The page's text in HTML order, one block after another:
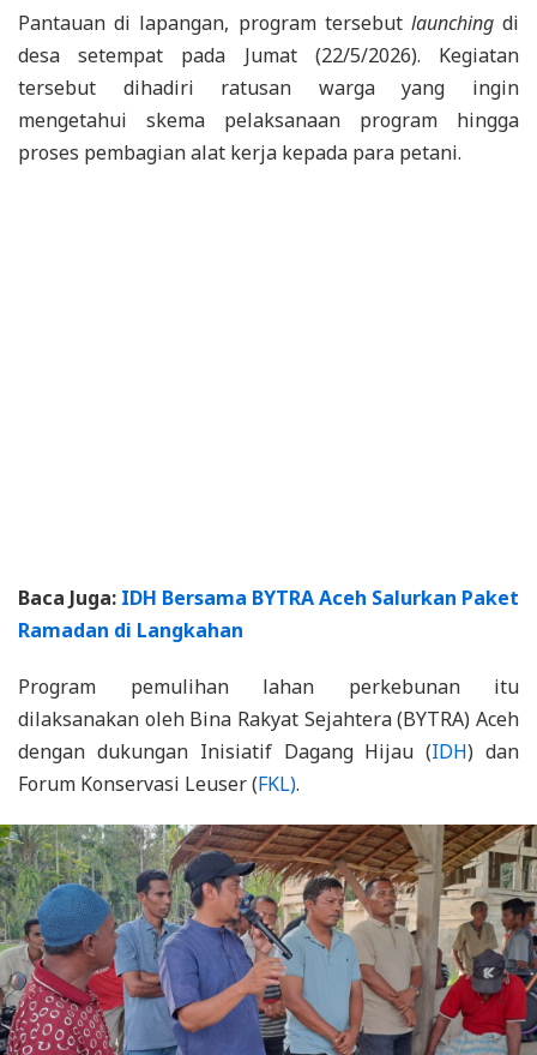
Pantauan di lapangan, program tersebut launchingdi
desa setempat pada Jumat (22/5/2026). Kegiatan
tersebut dihadiri ratusan warga yang ingin
mengetahui skema pelaksanaan program hingga
proses pembagian alat kerja kepada para petani.
Baca Juga: IDH Bersama BYTRA Aceh Salurkan Paket
Ramadan di Langkahan
Program pemulihan lahan perkebunan itu
dilaksanakan oleh Bina Rakyat Sejahtera (BYTRA) Aceh
dengan dukungan Inisiatif Dagang Hijau (IDH) dan
Forum Konservasi Leuser (FKL).